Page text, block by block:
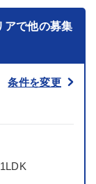
アで他の募集
条件を変更
1LDK